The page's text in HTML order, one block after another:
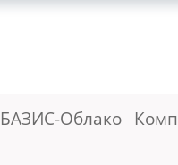
БАЗИС-Облако